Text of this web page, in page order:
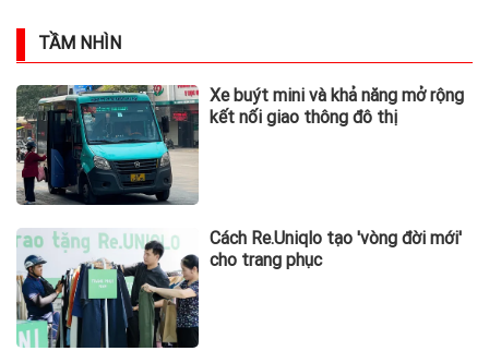
TẦM NHÌN
Xe buýt mini và khả năng mở rộng
kết nối giao thông đô thị
Cách Re.Uniqlo tạo 'vòng đời mới'
cho trang phục